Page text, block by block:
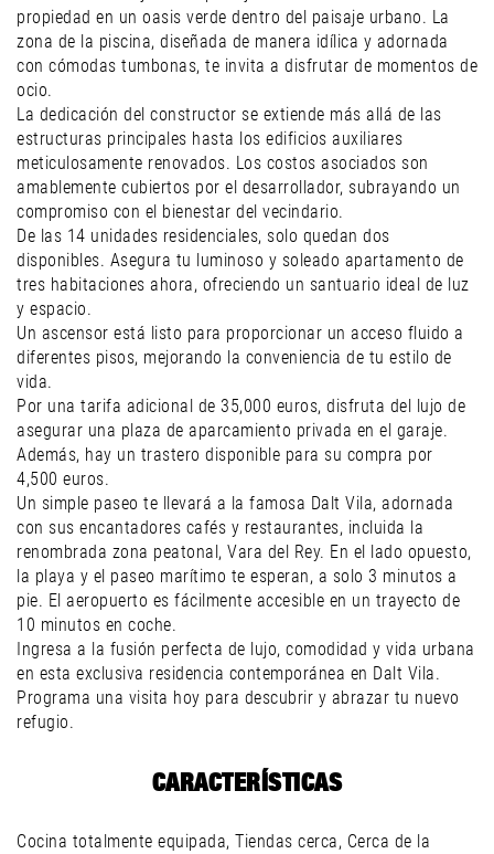
propiedad en un oasis verde dentro del paisaje urbano. La
zona de la piscina, diseñada de manera idílica y adornada
con cómodas tumbonas, te invita a disfrutar de momentos de
ocio.
La dedicación del constructor se extiende más allá de las
estructuras principales hasta los edificios auxiliares
meticulosamente renovados. Los costos asociados son
amablemente cubiertos por el desarrollador, subrayando un
compromiso con el bienestar del vecindario.
De las 14 unidades residenciales, solo quedan dos
disponibles. Asegura tu luminoso y soleado apartamento de
tres habitaciones ahora, ofreciendo un santuario ideal de luz
y espacio.
Un ascensor está listo para proporcionar un acceso fluido a
diferentes pisos, mejorando la conveniencia de tu estilo de
vida.
Por una tarifa adicional de 35,000 euros, disfruta del lujo de
asegurar una plaza de aparcamiento privada en el garaje.
Además, hay un trastero disponible para su compra por
4,500 euros.
Un simple paseo te llevará a la famosa Dalt Vila, adornada
con sus encantadores cafés y restaurantes, incluida la
renombrada zona peatonal, Vara del Rey. En el lado opuesto,
la playa y el paseo marítimo te esperan, a solo 3 minutos a
pie. El aeropuerto es fácilmente accesible en un trayecto de
10 minutos en coche.
Ingresa a la fusión perfecta de lujo, comodidad y vida urbana
en esta exclusiva residencia contemporánea en Dalt Vila.
Programa una visita hoy para descubrir y abrazar tu nuevo
refugio.
CARACTERÍSTICAS
Cocina totalmente equipada, Tiendas cerca, Cerca de la